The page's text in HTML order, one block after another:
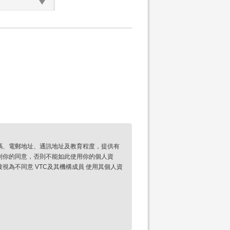
電郵地址、通訊地址及教育程度，提供有
的同意，否則不能如此使用你的個人資
為不同意 VTC及其機構成員 使用其個人資